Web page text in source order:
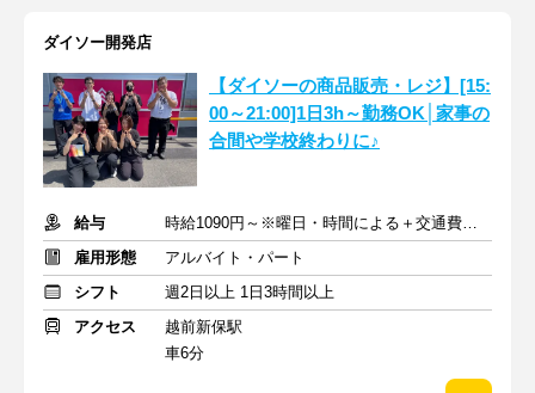
ダイソー開発店
【ダイソーの商品販売・レジ】[15:
00～21:00]1日3h～勤務OK│家事の
合間や学校終わりに♪
給与
時給1090円～※曜日・時間による＋交通費規定内支給
雇用形態
アルバイト・パート
シフト
週2日以上 1日3時間以上
アクセス
越前新保駅
車6分